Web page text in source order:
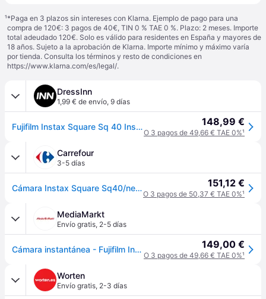
¹*Paga en 3 plazos sin intereses con Klarna. Ejemplo de pago para una
compra de 120€: 3 pagos de 40€, TIN 0 % TAE 0 %. Plazo: 2 meses. Importe
total adeudado 120€. Solo es válido para residentes en España y mayores de
18 años. Sujeto a la aprobación de Klarna. Importe mínimo y máximo varía
por tienda. Consulta los términos y resto de condiciones en
https://www.klarna.com/es/legal/.
DressInn
1,99 € de envío, 9 días
Fujifilm Instax Square Sq 40 Instant Camera Negro 148,99 €
O 3 pagos de 49,66 € TAE 0%¹
Carrefour
3-5 días
Cámara Instax Square Sq40/negra Fujifilm 151,12 €
O 3 pagos de 50,37 € TAE 0%¹
MediaMarkt
Envío gratis, 2-5 días
Cámara instantánea - Fujifilm Instax SQ40, Flash integrado, Exposición automática, Lente y espejo selfie, Negro 149,00 €
O 3 pagos de 49,66 € TAE 0%¹
Worten
Envío gratis, 2-3 días